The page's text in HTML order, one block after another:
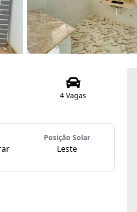
4 Vagas
Posição Solar
Leste